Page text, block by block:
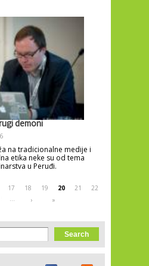
demoni
na tradicionalne medije i
etika neke su od tema
u Peruđi.
17 18 19 20 21
22
… › »